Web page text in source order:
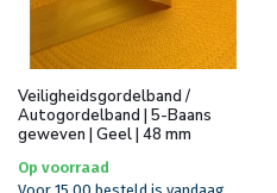
Veiligheidsgordelband /
Autogordelband | 5-Baans
geweven | Geel | 48 mm
Op voorraad